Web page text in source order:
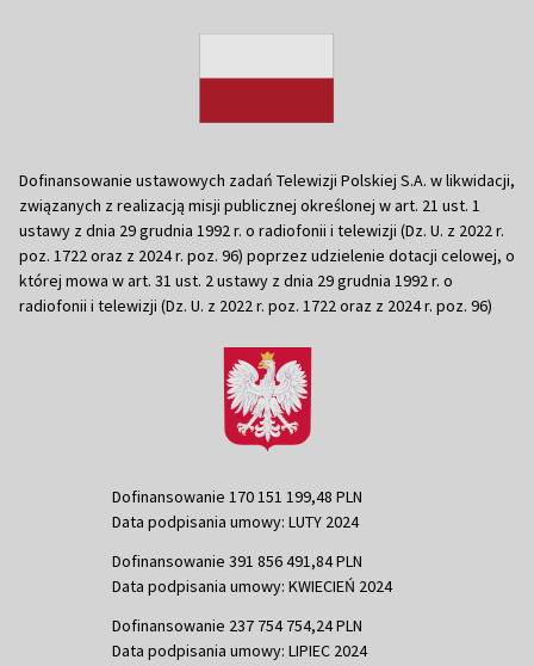
Dofinansowanie ustawowych zadań Telewizji Polskiej S.A. w likwidacji,
związanych z realizacją misji publicznej określonej w art. 21 ust. 1
ustawy z dnia 29 grudnia 1992 r. o radiofonii i telewizji (Dz. U. z 2022 r.
poz. 1722 oraz z 2024 r. poz. 96) poprzez udzielenie dotacji celowej, o
której mowa w art. 31 ust. 2 ustawy z dnia 29 grudnia 1992 r. o
radiofonii i telewizji (Dz. U. z 2022 r. poz. 1722 oraz z 2024 r. poz. 96)
Dofinansowanie 170 151 199,48 PLN
Data podpisania umowy: LUTY 2024
Dofinansowanie 391 856 491,84 PLN
Data podpisania umowy: KWIECIEŃ 2024
Dofinansowanie 237 754 754,24 PLN
Data podpisania umowy: LIPIEC 2024